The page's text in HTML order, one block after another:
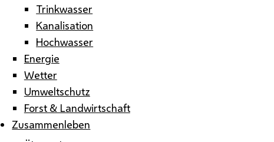
Trinkwasser
Kanalisation
Hochwasser
Energie
Wetter
Umweltschutz
Forst & Landwirtschaft
Zusammenleben